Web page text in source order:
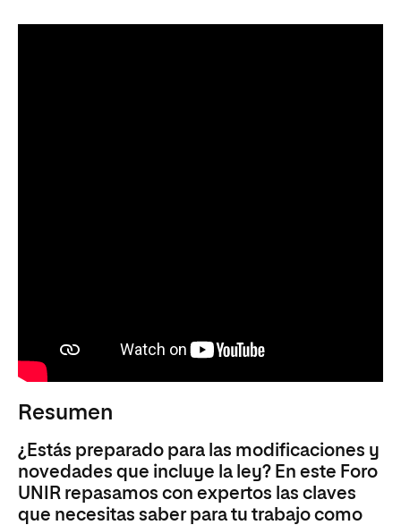
Resumen
¿Estás preparado para las modificaciones y
novedades que incluye la ley? En este Foro
UNIR repasamos con expertos las claves
que necesitas saber para tu trabajo como